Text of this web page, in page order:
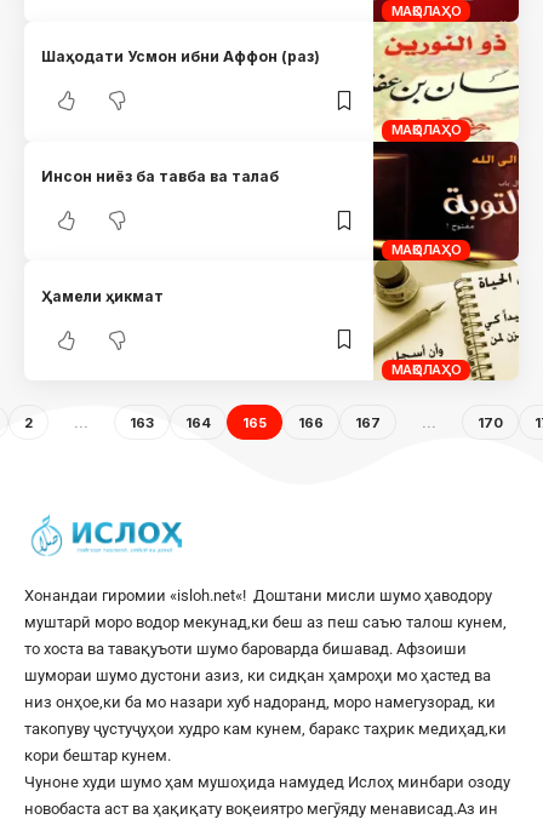
МАҚОЛАҲО
МАҚОЛАҲО
Шаҳодати Усмон ибни Аффон (раз)
МАҚОЛАҲО
Инсон ниёз ба тавба ва талаб
МАҚОЛАҲО
Ҳамели ҳикмат
2 163 164 165 166 167 170
Хонандаи гиромии «isloh.net«! Доштани мисли шумо ҳаводору
муштарӣ моро водор мекунад,ки беш аз пеш саъю талош кунем,
то хоста ва тавақуъоти шумо бароварда бишавад. Афзоиши
шумораи шумо дустони азиз, ки сидқан ҳамроҳи мо ҳастед ва
низ онҳое,ки ба мо назари хуб надоранд, моро намегузорад, ки
такопуву ҷустуҷуҳои худро кам кунем, баракс таҳрик медиҳад,ки
кори бештар кунем.
Чуноне худи шумо ҳам мушоҳида намудед Ислоҳ минбари озоду
новобаста аст ва ҳақиқату воқеиятро мегӯяду менависад.Аз ин